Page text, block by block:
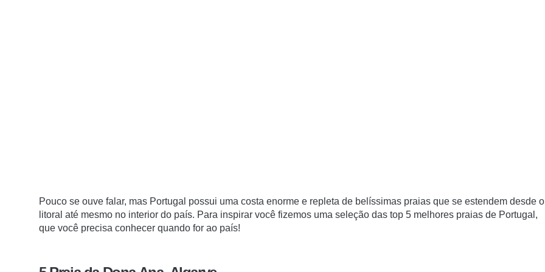
Pouco se ouve falar, mas Portugal possui uma costa enorme e repleta de belíssimas praias que se estendem desde o
litoral até mesmo no interior do país. Para inspirar você fizemos uma seleção das top 5 melhores praias de Portugal,
que você precisa conhecer quando for ao país!